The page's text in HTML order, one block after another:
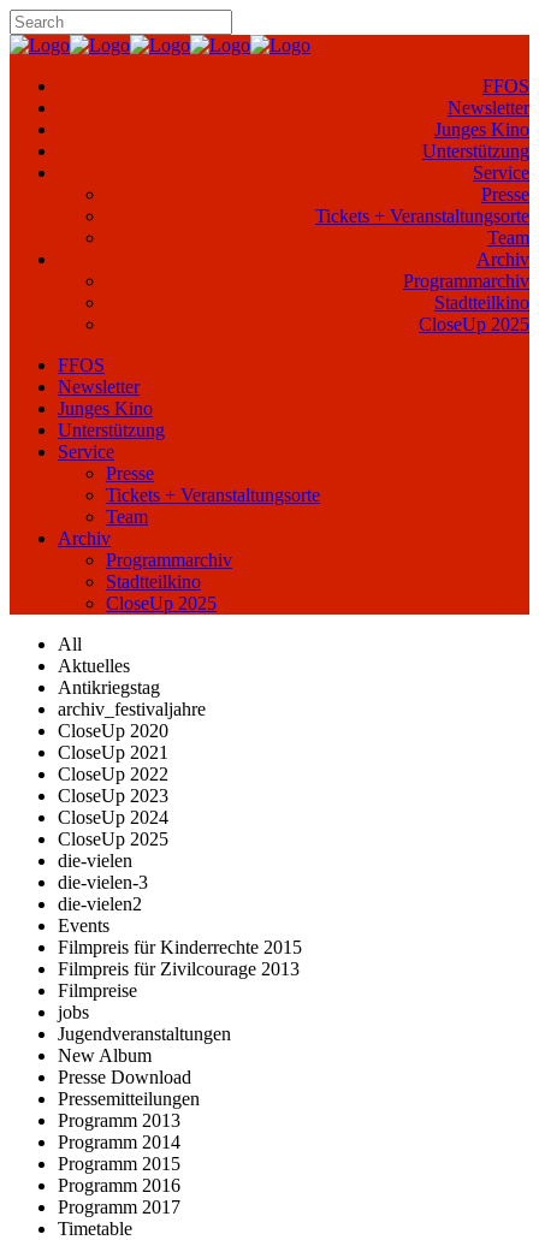
FFOS
Newsletter
Junges Kino
Unterstützung
Service
Presse
Tickets + Veranstaltungsorte
Team
Archiv
Programmarchiv
Stadtteilkino
CloseUp 2025
FFOS
Newsletter
Junges Kino
Unterstützung
Service
Presse
Tickets + Veranstaltungsorte
Team
Archiv
Programmarchiv
Stadtteilkino
CloseUp 2025
All
Aktuelles
Antikriegstag
archiv_festivaljahre
CloseUp 2020
CloseUp 2021
CloseUp 2022
CloseUp 2023
CloseUp 2024
CloseUp 2025
die-vielen
die-vielen-3
die-vielen2
Events
Filmpreis für Kinderrechte 2015
Filmpreis für Zivilcourage 2013
Filmpreise
jobs
Jugendveranstaltungen
New Album
Presse Download
Pressemitteilungen
Programm 2013
Programm 2014
Programm 2015
Programm 2016
Programm 2017
Timetable